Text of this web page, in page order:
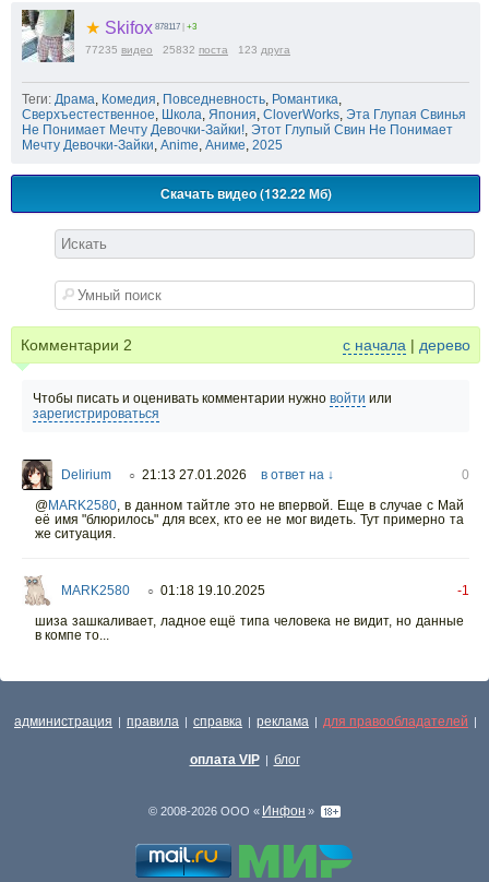
★ Skifox 878117 +3
77235 видео 25832 поста 123 друга
Теги: Драма, Комедия, Повседневность, Романтика,
Сверхъестественное, Школа, Япония, CloverWorks, Эта Глупая Свинья
Не Понимает Мечту Девочки-Зайки!, Этот Глупый Свин Не Понимает
Мечту Девочки-Зайки, Anime, Аниме, 2025
Скачать видео (132.22 Мб)
Комментарии 2 с начала | дерево
Чтобы писать и оценивать комментарии нужно войти или
зарегистрироваться
Delirium ○ 21:13 27.01.2026 в ответ на ↓
0
@MARK2580, в данном тайтле это не впервой. Еще в случае с Май
её имя "блюрилось" для всех, кто ее не мог видеть. Тут примерно та
же ситуация.
MARK2580 ○ 01:18 19.10.2025
-1
шиза зашкаливает, ладное ещё типа человека не видит, но данные
в компе то...
администрация | правила | справка | реклама | для правообладателей |
оплата VIP | блог
© 2008-2026 ООО « Инфон »